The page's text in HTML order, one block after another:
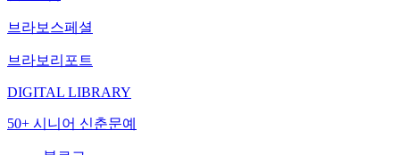
브라보스페셜
브라보리포트
DIGITAL LIBRARY
50+ 시니어 신춘문예